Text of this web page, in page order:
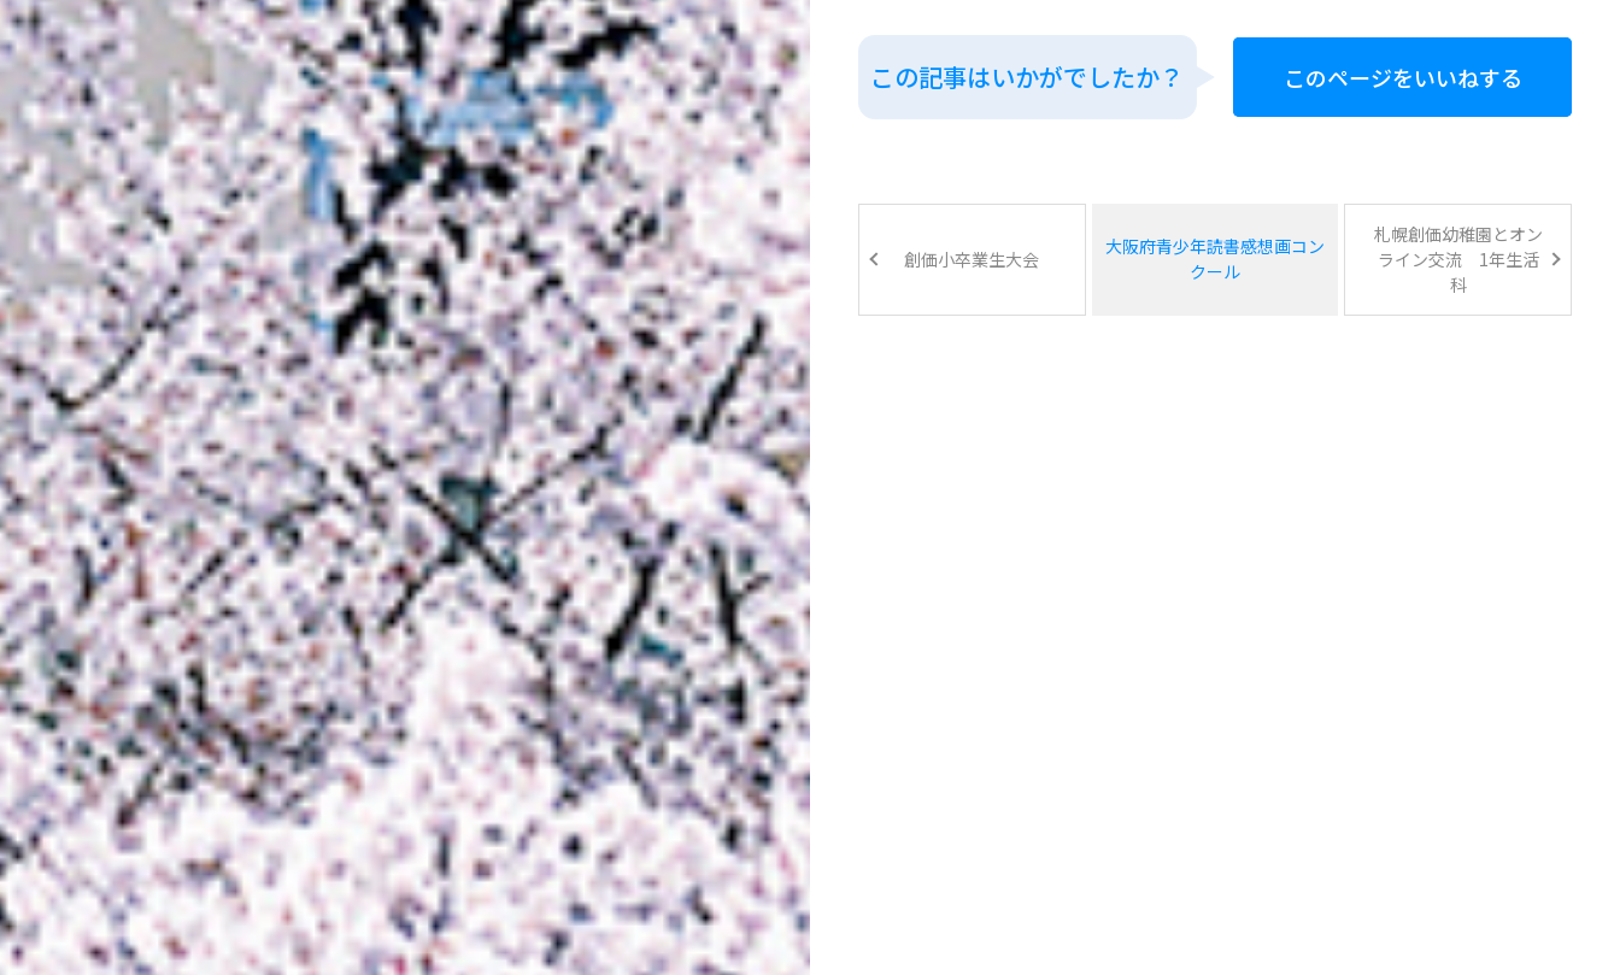
この記事はいかがでしたか？ このページをいいねする
創価小卒業生大会
大阪府青少年読書感想画コン
クール
札幌創価幼稚園とオン
ライン交流 1年生活
科